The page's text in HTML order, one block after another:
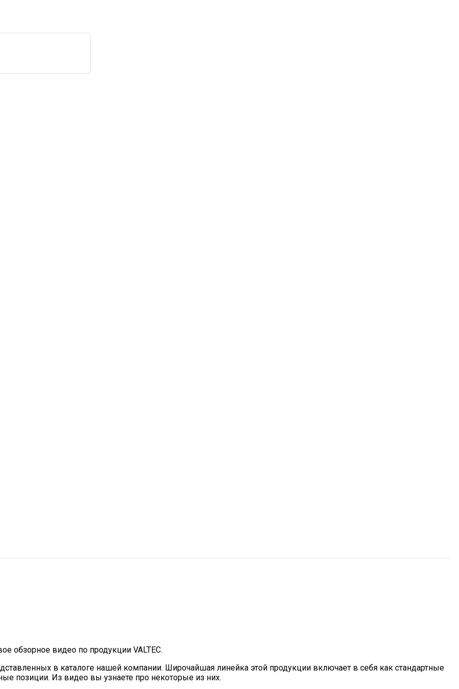
обзорное видео по продукции VALTEC.
в каталоге нашей компании. Широчайшая линейка этой продукции включает в себя как стандартные
позиции. Из видео вы узнаете про некоторые из них.